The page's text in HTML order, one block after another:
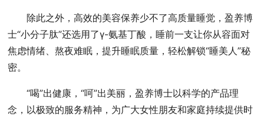
除此之外，高效的美容保养少不了高质量睡觉，盈养博
士“小分子肽”还选用了γ-氨基丁酸，睡前一支让你从容面对
焦虑情绪、熬夜难眠，提升睡眠质量，轻松解锁“睡美人”秘
密。
“喝”出健康，“呵”出美丽，盈养博士以科学的产品理
念，以极致的服务精神，为广大女性朋友和家庭持续提供时